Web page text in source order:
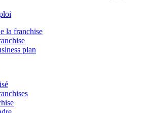
la franchise
plan